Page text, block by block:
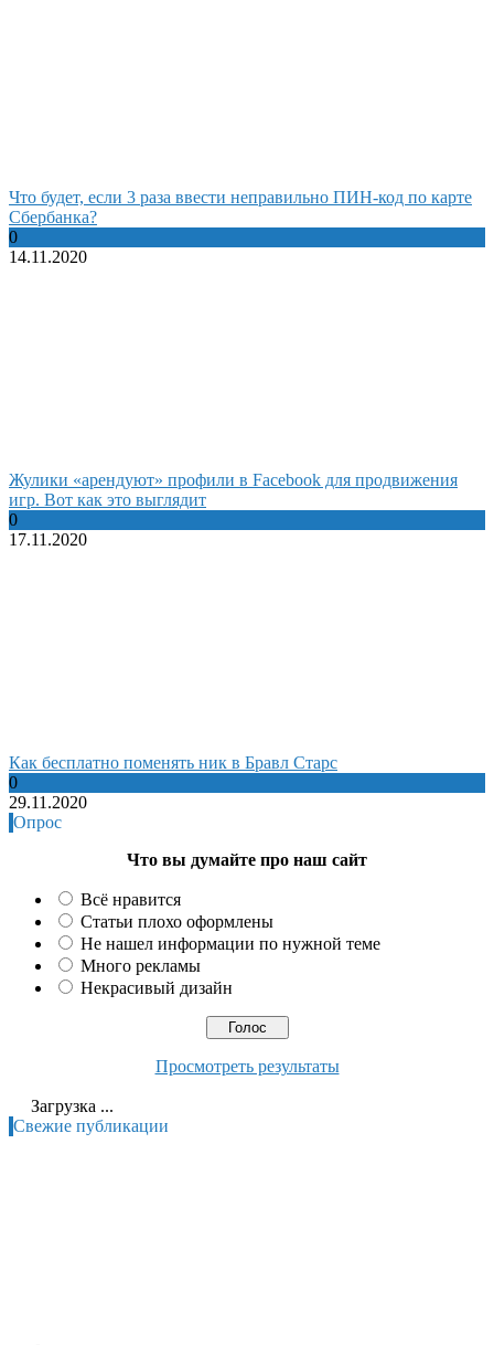
Что будет, если 3 раза ввести неправильно ПИН-код по карте
Сбербанка?
0
14.11.2020
Жулики «арендуют» профили в Facebook для продвижения
игр. Вот как это выглядит
0
17.11.2020
Как бесплатно поменять ник в Бравл Старс
0
29.11.2020
Опрос
Что вы думайте про наш сайт
Всё нравится
Статьи плохо оформлены
Не нашел информации по нужной теме
Много рекламы
Некрасивый дизайн
Просмотреть результаты
Загрузка ...
Свежие публикации